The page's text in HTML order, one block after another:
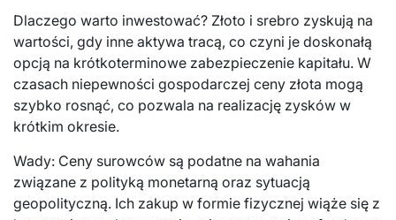
Dlaczego warto inwestować? Złoto i srebro zyskują na
wartości, gdy inne aktywa tracą, co czyni je doskonałą
opcją na krótkoterminowe zabezpieczenie kapitału. W
czasach niepewności gospodarczej ceny złota mogą
szybko rosnąć, co pozwala na realizację zysków w
krótkim okresie.
Wady: Ceny surowców są podatne na wahania
związane z polityką monetarną oraz sytuacją
geopolityczną. Ich zakup w formie fizycznej wiąże się z